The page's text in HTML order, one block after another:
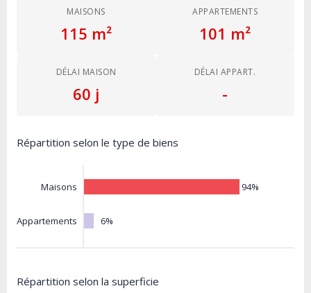
MAISONS
115 m²
APPARTEMENTS
101 m²
DÉLAI MAISON
60 j
DÉLAI APPART.
-
Répartition selon le type de biens
Maisons
Appartements
94%
6%
Répartition selon la superficie